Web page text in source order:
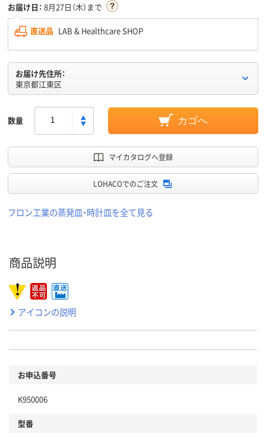
お届け日： 8月27日（木）まで
直送品 LAB & Healthcare SHOP
お届け先住所：
東京都江東区
数量 カゴへ
マイカタログへ登録
LOHACOでのご注文
フロン工業の蒸発皿・時計皿を全て見る
商品説明
アイコンの説明
お申込番号
K950006
型番